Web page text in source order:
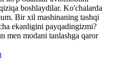
boshlaydilar. Ko'chalarda
Bir xil mashinaning tashqi
ekanligini payqadingizmi?
men modani tanlashga qaror